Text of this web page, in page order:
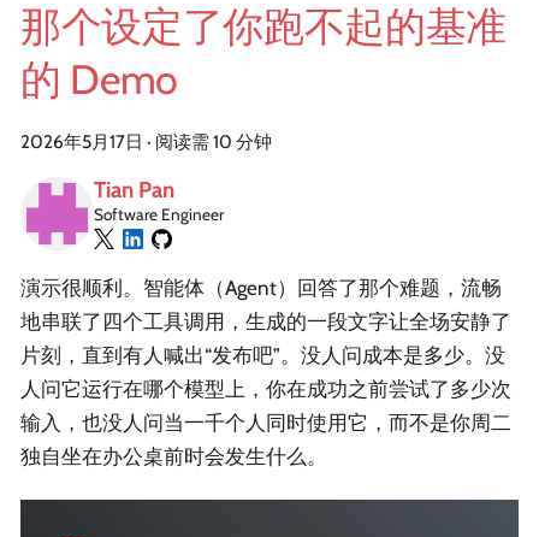
那个设定了你跑不起的基准
的 Demo
2026年5月17日 · 阅读需 10 分钟
Tian Pan
Software Engineer
演示很顺利。智能体（Agent）回答了那个难题，流畅
地串联了四个工具调用，生成的一段文字让全场安静了
片刻，直到有人喊出“发布吧”。没人问成本是多少。没
人问它运行在哪个模型上，你在成功之前尝试了多少次
输入，也没人问当一千个人同时使用它，而不是你周二
独自坐在办公桌前时会发生什么。